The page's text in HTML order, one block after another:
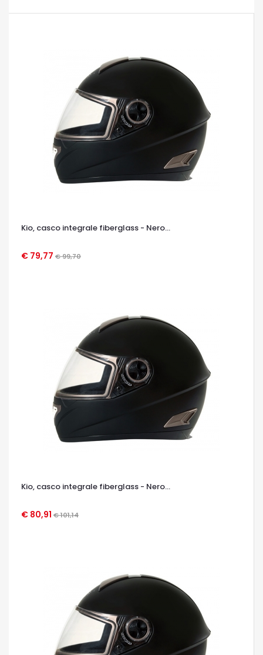
Kio, casco integrale fiberglass - Nero...
€ 79,77 € 99,70
OCCHIATA VELOCE
Kio, casco integrale fiberglass - Nero...
€ 80,91 € 101,14
OCCHIATA VELOCE